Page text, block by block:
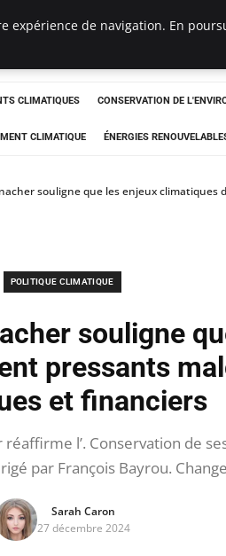
CLIMATIQUES CONSERVATION DE
CLIMATIQUE ÉNERGIES
souligne que les enjeux
POLITIQUE CLIMATIQUE
souligne
pressants
et financiers
réaffirme l’. Conservation de
par François Bayrou.
Sarah Caron
27 décembre 2024
expérience de navigation. En